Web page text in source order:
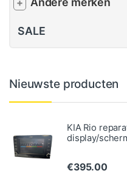
+
SALE
Nieuwste producten
KIA Rio
display/
€395.00